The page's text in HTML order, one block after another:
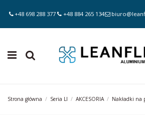
+48 698 288 377 +48 884 265 134
Strona główna Seria LI AKCESORIA Nakładki na